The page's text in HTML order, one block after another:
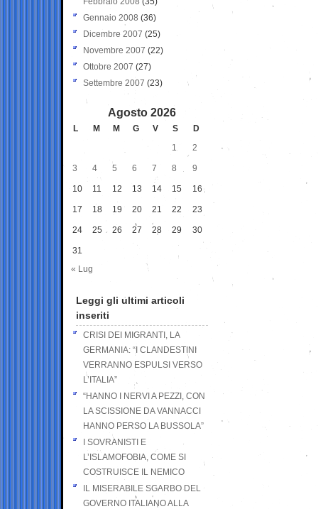
Gennaio 2008 (36)
Dicembre 2007 (25)
Novembre 2007 (22)
Ottobre 2007 (27)
Settembre 2007 (23)
Agosto 2026
L M M G V S
D
1
2
3 4 5 6 7 8 9
10 11 12 13 14 15 16
17 18 19 20 21 22 23
24 25 26 27 28 29 30
31
« Lug
Leggi gli ultimi articoli
inseriti
CRISI DEI MIGRANTI, LA
GERMANIA: “I CLANDESTINI
VERRANNO ESPULSI VERSO
L’ITALIA”
“HANNO I NERVI A PEZZI, CON
LA SCISSIONE DA VANNACCI
HANNO PERSO LA BUSSOLA”
I SOVRANISTI E
L’ISLAMOFOBIA, COME SI
COSTRUISCE IL NEMICO
IL MISERABILE SGARBO DEL
GOVERNO ITALIANO ALLA